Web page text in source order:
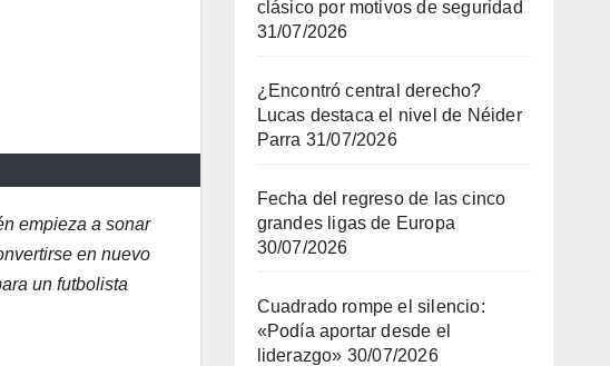
empieza a sonar
en nuevo
un futbolista
clásico por motivos de seguridad
31/07/2026
¿Encontró central derecho?
Lucas destaca el nivel de Néider
Parra 31/07/2026
Fecha del regreso de las cinco
grandes ligas de Europa
30/07/2026
Cuadrado rompe el silencio:
«Podía aportar desde el
liderazgo» 30/07/2026